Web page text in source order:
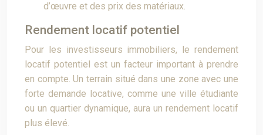
d’œuvre et des prix des matériaux.
Rendement locatif potentiel
Pour les investisseurs immobiliers, le rendement
locatif potentiel est un facteur important à prendre
en compte. Un terrain situé dans une zone avec une
forte demande locative, comme une ville étudiante
ou un quartier dynamique, aura un rendement locatif
plus élevé.